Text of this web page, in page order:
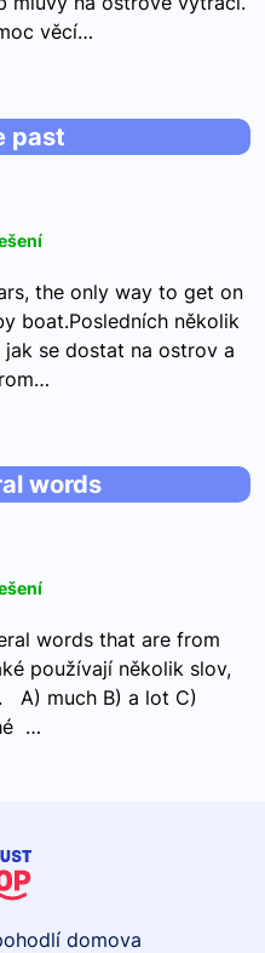
věcí…
past
the only way to get on
boat.Posledních několik
se dostat na ostrov a
words
words that are from
používají několik slov,
A) much B) a lot C)
…
domova